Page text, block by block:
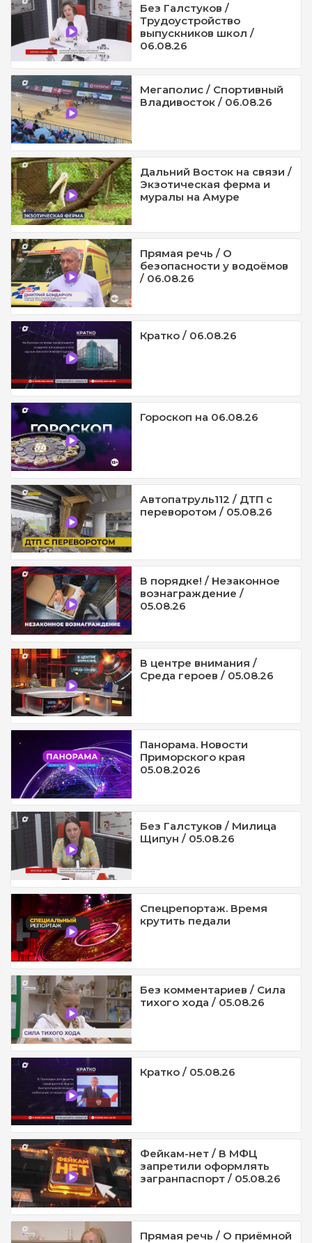
Без Галстуков /
Трудоустройство
выпускников школ /
06.08.26
Мегаполис / Спортивный
Владивосток / 06.08.26
Дальний Восток на связи /
Экзотическая ферма и
муралы на Амуре
Прямая речь / О
безопасности у водоёмов
/ 06.08.26
Кратко / 06.08.26
Гороскоп на 06.08.26
Автопатруль112 / ДТП с
переворотом / 05.08.26
В порядке! / Незаконное
вознаграждение /
05.08.26
В центре внимания /
Среда героев / 05.08.26
Панорама. Новости
Приморского края
05.08.2026
Без Галстуков / Милица
Щипун / 05.08.26
Спецрепортаж. Время
крутить педали
Без комментариев / Сила
тихого хода / 05.08.26
Кратко / 05.08.26
Фейкам-нет / В МФЦ
запретили оформлять
загранпаспорт / 05.08.26
Прямая речь / О приёмной